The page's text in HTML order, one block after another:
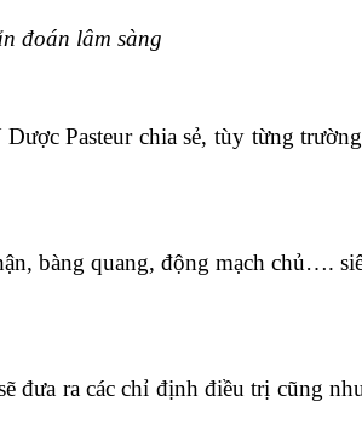
đoán lâm sàng
Pasteur chia sẻ, tùy từng
bàng quang, động mạch chủ….
đưa ra các chỉ định điều trị cũng